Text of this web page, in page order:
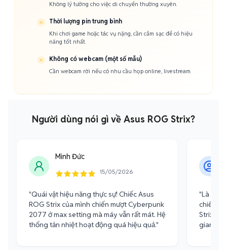
Không lý tưởng cho việc di chuyển thường xuyên.
Thời lượng pin trung bình
Khi chơi game hoặc tác vụ nặng, cần cắm sạc để có hiệu
năng tốt nhất.
Không có webcam (một số mẫu)
Cần webcam rời nếu có nhu cầu họp online, livestream.
Người dùng nói gì về Asus ROG Strix?
Minh Đức
15/05/2026
"Quái vật hiệu năng thực sự! Chiếc Asus
ROG Strix của mình chiến mượt Cyberpunk
2077 ở max setting mà máy vẫn rất mát. Hệ
thống tản nhiệt hoạt động quá hiệu quả."
"Là một
chiếc
Strix đã
gian